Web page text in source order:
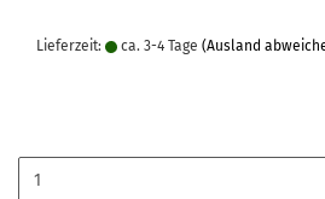
Lieferzeit: ca. 3-4 Tage (Ausland